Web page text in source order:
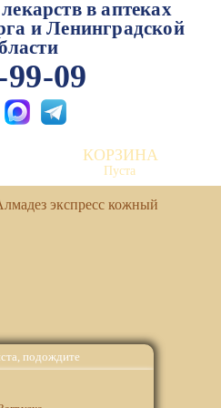
подождите
в аптеках
и Ленинградской
99-09
КОРЗИНА
Пуста
экспресс кожный